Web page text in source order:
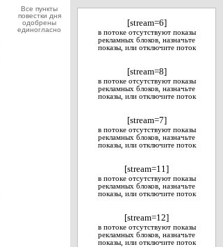
Все пункты
повестки дня
одобрены
единогласно
[stream=6]
в потоке отсутствуют показы
рекламных блоков, назначьте
показы, или отключите поток
[stream=8]
в потоке отсутствуют показы
рекламных блоков, назначьте
показы, или отключите поток
[stream=7]
в потоке отсутствуют показы
рекламных блоков, назначьте
показы, или отключите поток
[stream=11]
в потоке отсутствуют показы
рекламных блоков, назначьте
показы, или отключите поток
[stream=12]
в потоке отсутствуют показы
рекламных блоков, назначьте
показы, или отключите поток